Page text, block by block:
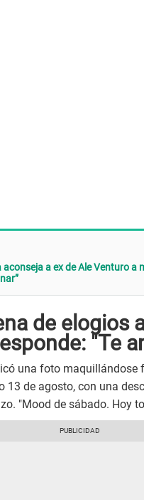
a ex de Ale Venturo a
de elogios
"Te
una foto maquillándose
13 de agosto, con una
"Mood de sábado. Hoy